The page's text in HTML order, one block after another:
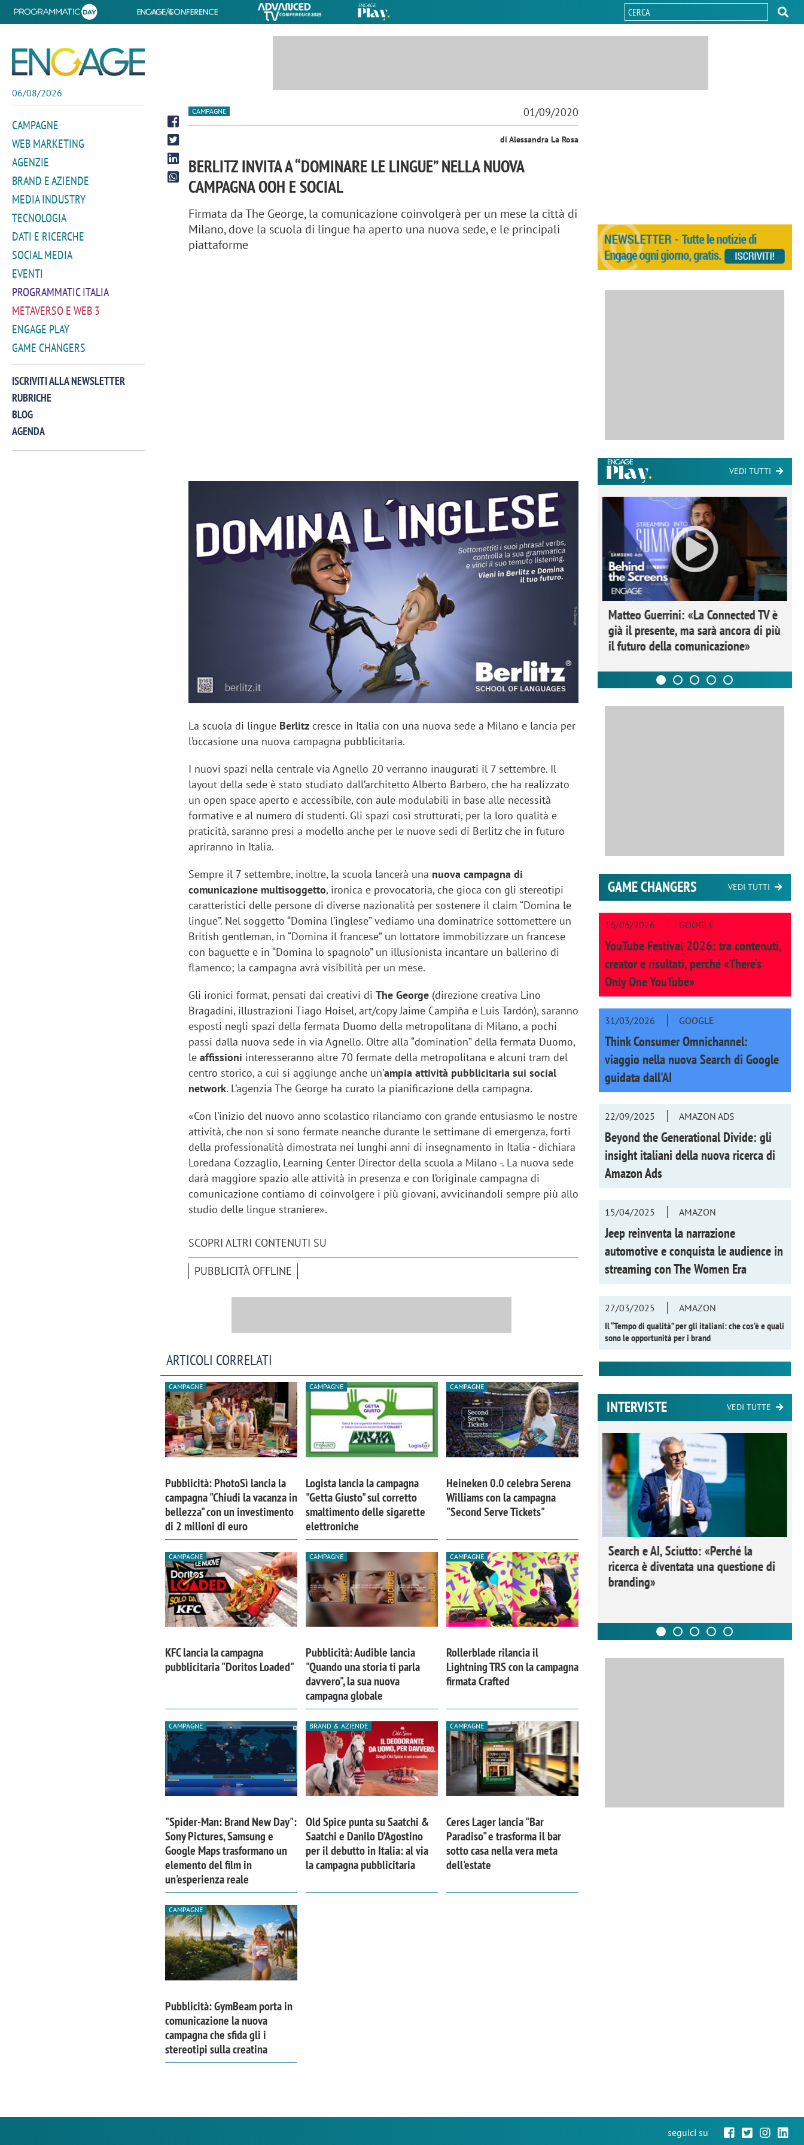
06/08/2026
CAMPAGNE
WEB MARKETING
AGENZIE
BRAND E AZIENDE
MEDIA INDUSTRY
TECNOLOGIA
DATI E RICERCHE
SOCIAL MEDIA
EVENTI
PROGRAMMATIC ITALIA
METAVERSO E WEB 3
ENGAGE PLAY
GAME CHANGERS
ISCRIVITI ALLA NEWSLETTER
RUBRICHE
BLOG
AGENDA
CAMPAGNE 01/09/2020
di Alessandra La Rosa
BERLITZ INVITA A “DOMINARE LE LINGUE” NELLA NUOVA
CAMPAGNA OOH E SOCIAL
Firmata da The George, la comunicazione coinvolgerà per un mese la città di
Milano, dove la scuola di lingue ha aperto una nuova sede, e le principali
piattaforme
La scuola di lingue Berlitz cresce in Italia con una nuova sede a Milano e lancia per
l’occasione una nuova campagna pubblicitaria.
I nuovi spazi nella centrale via Agnello 20 verranno inaugurati il 7 settembre. Il
layout della sede è stato studiato dall’architetto Alberto Barbero, che ha realizzato
un open space aperto e accessibile, con aule modulabili in base alle necessità
formative e al numero di studenti. Gli spazi così strutturati, per la loro qualità e
praticità, saranno presi a modello anche per le nuove sedi di Berlitz che in futuro
apriranno in Italia.
Sempre il 7 settembre, inoltre, la scuola lancerà una nuova campagna di
comunicazione multisoggetto, ironica e provocatoria, che gioca con gli stereotipi
caratteristici delle persone di diverse nazionalità per sostenere il claim “Domina le
lingue”. Nel soggetto “Domina l’inglese” vediamo una dominatrice sottomettere un
British gentleman, in “Domina il francese” un lottatore immobilizzare un francese
con baguette e in “Domina lo spagnolo” un illusionista incantare un ballerino di
flamenco; la campagna avrà visibilità per un mese.
Gli ironici format, pensati dai creativi diThe George (direzione creativa Lino
Bragadini, illustrazioni Tiago Hoisel, art/copy Jaime Campiña e Luis Tardón), saranno
esposti negli spazi della fermata Duomo della metropolitana di Milano, a pochi
passi dalla nuova sede in via Agnello. Oltre alla “domination” della fermata Duomo,
leaffissioni interesseranno altre 70 fermate della metropolitana e alcuni tram del
centro storico, a cui si aggiunge anche un’ampia attività pubblicitaria sui social
network. L’agenzia The George ha curato la pianificazione della campagna.
«Con l’inizio del nuovo anno scolastico rilanciamo con grande entusiasmo le nostre
attività, che non si sono fermate neanche durante le settimane di emergenza, forti
della professionalità dimostrata nei lunghi anni di insegnamento in Italia - dichiara
Loredana Cozzaglio, Learning Center Director della scuola a Milano -. La nuova sede
darà maggiore spazio alle attività in presenza e con l’originale campagna di
comunicazione contiamo di coinvolgere i più giovani, avvicinandoli sempre più allo
studio delle lingue straniere».
SCOPRI ALTRI CONTENUTI SU
PUBBLICITÀ OFFLINE
ARTICOLI CORRELATI
CAMPAGNE
Pubblicità: PhotoSì lancia la
campagna "Chiudi la vacanza in
bellezza" con un investimento
di 2 milioni di euro
CAMPAGNE
Logista lancia la campagna
"Getta Giusto" sul corretto
smaltimento delle sigarette
elettroniche
CAMPAGNE
Heineken 0.0 celebra Serena
Williams con la campagna
"Second Serve Tickets"
CAMPAGNE
KFC lancia la campagna
pubblicitaria "Doritos Loaded"
CAMPAGNE
Pubblicità: Audible lancia
"Quando una storia ti parla
davvero", la sua nuova
campagna globale
CAMPAGNE
Rollerblade rilancia il
Lightning TRS con la campagna
firmata Crafted
CAMPAGNE
"Spider-Man: Brand New Day":
Sony Pictures, Samsung e
Google Maps trasformano un
elemento del film in
un'esperienza reale
BRAND & AZIENDE
Old Spice punta su Saatchi &
Saatchi e Danilo D’Agostino
per il debutto in Italia: al via
la campagna pubblicitaria
CAMPAGNE
Ceres Lager lancia "Bar
Paradiso" e trasforma il bar
sotto casa nella vera meta
dell'estate
CAMPAGNE
Pubblicità: GymBeam porta in
comunicazione la nuova
campagna che sfida gli i
stereotipi sulla creatina
VEDI TUTTI
Perez, Samsung Ads: «L'Italia è un
mercato strategico e continuerà a
Networking agli eventi: come la
startup Kicè punta a eliminare lo
"spreco di relazioni"
Matteo Guerrini: «La Connected TV è
già il presente, ma sarà ancora di più
il futuro della comunicazione»
GAME CHANGERS VEDI TUTTI
16/06/2026 GOOGLE
YouTube Festival 2026: tra contenuti,
creator e risultati, perché «There’s
Only One YouTube»
31/03/2026 GOOGLE
Think Consumer Omnichannel:
viaggio nella nuova Search di Google
guidata dall'AI
22/09/2025 AMAZON ADS
Beyond the Generational Divide: gli
insight italiani della nuova ricerca di
Amazon Ads
15/04/2025 AMAZON
Jeep reinventa la narrazione
automotive e conquista le audience in
streaming conThe Women Era
27/03/2025
AMAZON
Il “Tempo di qualità” per gli italiani: che cos’è e quali
sono le opportunità per i brand
INTERVISTE VEDI TUTTE
comunicazione crea un brand food:
«Marketing e prodotto devono
Emanuele Viora di Deloitte Digital:
«La creatività resta centrale, l’AI deve
amplificare il talento»
Ricerche di mercato. Neri, Ipsos
Doxa: «Non basta più descrivere i
fenomeni: bisogna comprenderli e
tradurli in azioni»
Search e AI, Sciutto: «Perché la
ricerca è diventata una questione di
branding»
seguici su